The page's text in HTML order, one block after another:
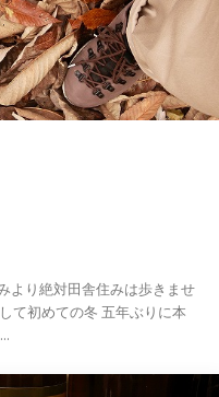
より絶対田舎住みは歩きませ
格的に対面する雪国の冬 ...